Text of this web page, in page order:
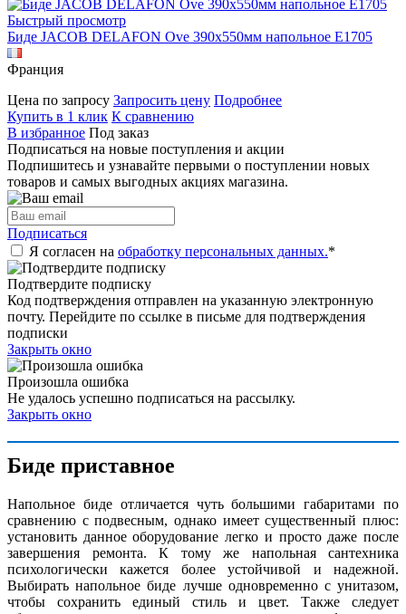
Быстрый просмотр
Биде JACOB DELAFON Ove 390x550мм напольное E1705
Франция
Цена по запросу Запросить цену Подробнее
Купить в 1 клик К сравнению
В избранное Под заказ
Подписаться на новые поступления и акции
Подпишитесь и узнавайте первыми о поступлении новых
товаров и самых выгодных акциях магазина.
Подписаться
Я согласен на обработку персональных данных.*
Подтвердите подписку
Код подтверждения отправлен на указанную электронную
почту. Перейдите по ссылке в письме для подтверждения
подписки
Закрыть окно
Произошла ошибка
Не удалось успешно подписаться на рассылку.
Закрыть окно
Биде приставное
Напольное биде отличается чуть большими габаритами по
сравнению с подвесным, однако имеет существенный плюс:
установить данное оборудование легко и просто даже после
завершения ремонта. К тому же напольная сантехника
психологически кажется более устойчивой и надежной.
Выбирать напольное биде лучше одновременно с унитазом,
чтобы сохранить единый стиль и цвет. Также следует